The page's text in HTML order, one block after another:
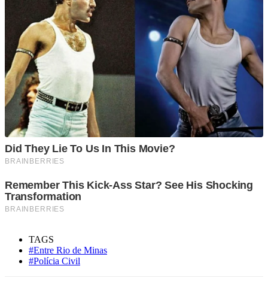
TAGS
#Entre Rio de Minas
#Polícia Civil